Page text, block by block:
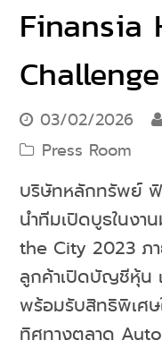
Finansia
03/02/2026
Press Room
บริษัทหลักทรัพย์ ฟิ
นำทีมเปิดบูธในงา
the City 2023 ภา
ลูกค้าเปิดบัญชีหุ้น
พร้อมรับสิทธิพิเศ
ทิศทางตลาด